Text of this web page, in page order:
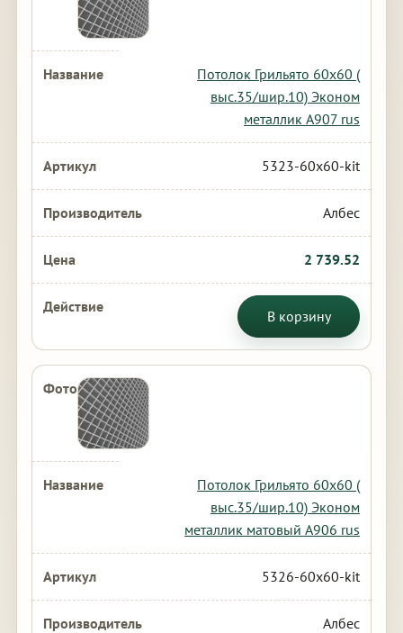
Потолок Грильято 60х60 (
выс.35/шир.10) Эконом
металлик А907 rus
5323-60x60-kit
Албес
2 739.52
В корзину
Потолок Грильято 60х60 (
выс.35/шир.10) Эконом
металлик матовый А906 rus
5326-60x60-kit
Албес